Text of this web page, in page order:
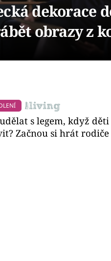
dekorace
obrazy z
s legem, když
Začnou si hrát rodiče